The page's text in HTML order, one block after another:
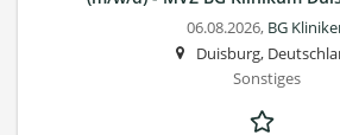
06.08.2026, BG
Duisburg,
Sonstiges